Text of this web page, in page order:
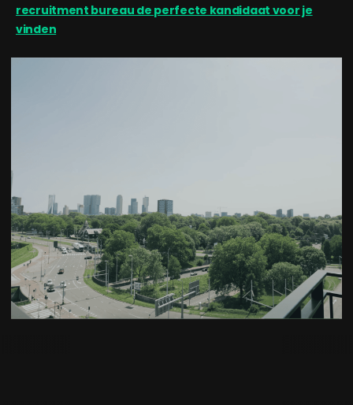
recruitment bureau de perfecte kandidaat voor je
vinden